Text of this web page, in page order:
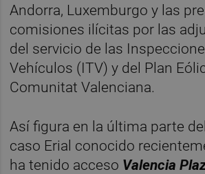
Andorra, Luxemburgo y las
comisiones ilícitas por las
del servicio de las
Vehículos (ITV) y del Plan
Comunitat Valenciana.
Así figura en la última parte
caso Erial conocido
ha tenido acceso Valencia